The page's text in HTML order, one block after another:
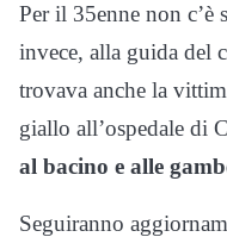
Per il 35enne non c’è
invece, alla guida del
trovava anche la
giallo all’ospedale di
al bacino e alle
Seguiranno